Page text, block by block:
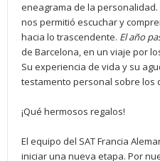
eneagrama de la personalidad.
nos permitió escuchar y
hacia lo trascendente. El año
de Barcelona, en un viaje por
Su experiencia de vida y su
testamento personal sobre los
¡Qué hermosos regalos!
El equipo del SAT Francia
iniciar una nueva etapa. Por